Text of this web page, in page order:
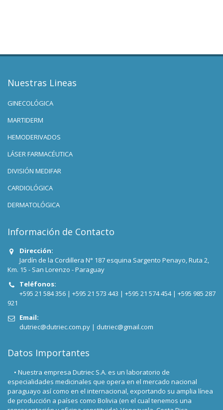
Nuestras Lineas
GINECOLÓGICA
MARTIDERM
HEMODERIVADOS
LÁSER FARMACÉUTICA
DIVISIÓN MEDIFAR
CARDIOLÓGICA
DERMATOLÓGICA
Información de Contacto
Dirección:
Jardín de la Cordillera N° 187 esquina Sargento Penayo, Ruta 2,
Km. 15 - San Lorenzo - Paraguay
Teléfonos:
+595 21 584 356 | +595 21 573 443 | +595 21 574 454 | +595 985 287
921
Email:
dutriec@dutriec.com.py | dutriec@gmail.com
Datos Importantes
• Nuestra empresa Dutriec S.A. es un laboratorio de
especialidades medicinales que opera en el mercado nacional
paraguayo así como en el internacional, exportando su amplia línea
de producción a países como Bolivia (en el cual tenemos una